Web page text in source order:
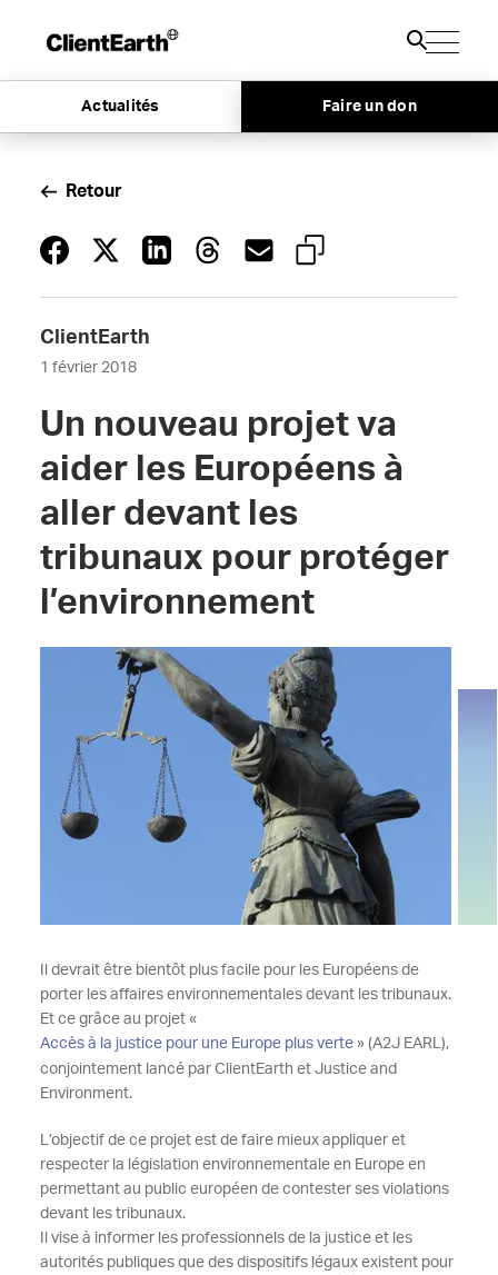
Actualités Faire un don
ClientEarth
1 février 2018
Retour
Un nouveau projet va
aider les Européens à
aller devant les
tribunaux pour protéger
l’environnement
Il devrait être bientôt plus facile pour les Européens de
porter les affaires environnementales devant les tribunaux.
Et ce grâce au projet «
Accès à la justice pour une Europe plus verte» (A2J EARL),
conjointement lancé par ClientEarth et Justice and
Environment.
L’objectif de ce projet est de faire mieux appliquer et
respecter la législation environnementale en Europe en
permettant au public européen de contester ses violations
devant les tribunaux.
Il vise à informer les professionnels de la justice et les
autorités publiques que des dispositifs légaux existent pour